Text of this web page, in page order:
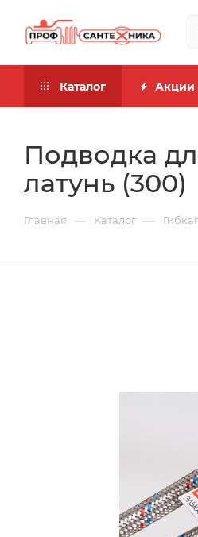
Каталог Акции
Подводка
латунь (300)
Главная — Каталог —